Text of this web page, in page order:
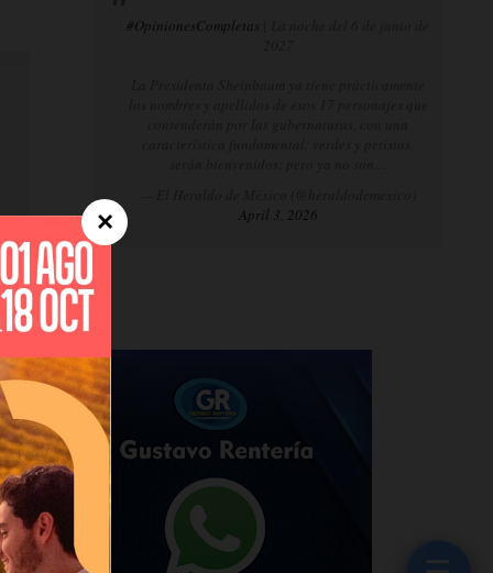
×
#OpinionesCompletas
April 3, 2026